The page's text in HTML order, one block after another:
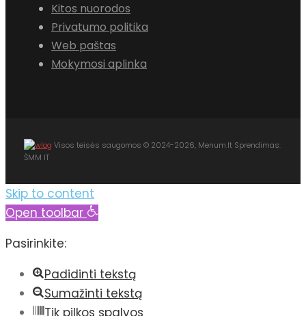
Kitos nuorodos
Privatumo politika
Web paštas
Mokymosi aplinka
Visos teisės saugomos © 2024-2026, Menum.lt Sprendimas:
ŠMM IT
Skip to content
Open toolbar
Pasirinkite:
Padidinti tekstą
Sumažinti tekstą
Tik pilkos spalvos